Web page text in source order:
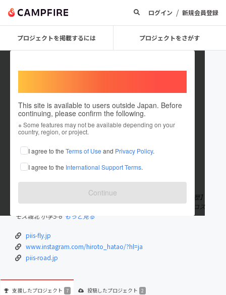
ログイン / 新規会員登録
プロジェクトを掲載するには プロジェクトをさがす
This site is available to users outside Japan. Before
continuing, please confirm the following.
※ Some features may not be available depending on your
country, region, or project.
I agree to the Terms of Use and Privacy Policy.
I agree to the International Support Terms.
Continue
Hatao_Hiroto
これまでに7回支援して2件のプロジェクトを投稿しています
在住国：日本 現在地：石川県
出身国：日本 出身地：東京都
畑尾大翔（はたおひろと） 1990.09.16 A型 183cm83kg 【学歴】
早稲田大学 スポーツ科学部。 【所属クラブ】 小学1-4年 ジュニアコス
モス城北 小学5-6 もっと見る
piis-fly.jp
www.instagram.com/hiroto_hatao/?hl=ja
piis-road.jp
支援したプロジェクト 7 投稿したプロジェクト 2